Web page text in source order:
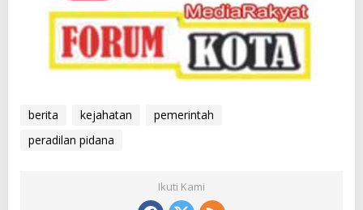
berita kejahatan
pemerintah
peradilan pidana
Ikuti Kami